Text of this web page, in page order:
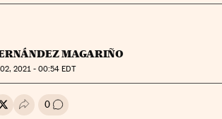
MAGARIÑO
02, 2021 - 00:54 EDT
en Whatsapp
en Facebook
Compartir en Twitter
Desplegar Redes Sociales
0 Ir a los comentarios